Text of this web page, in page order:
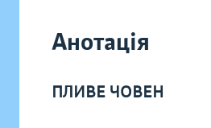
Анотація
ПЛИВЕ ЧОВЕН